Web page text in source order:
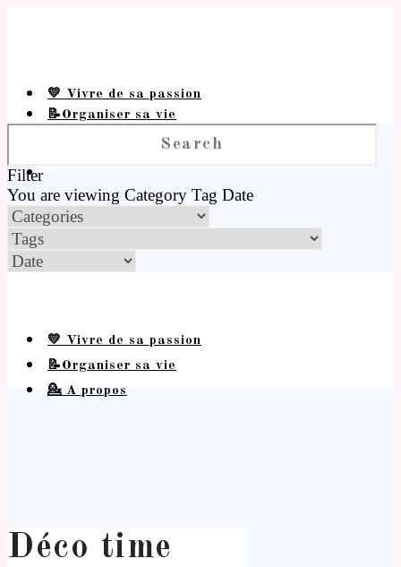
💛 Vivre de sa passion
📝Organiser sa vie
Filter
You are viewing Category Tag Date
💛 Vivre de sa passion
📝Organiser sa vie
💁 A propos
Déco time